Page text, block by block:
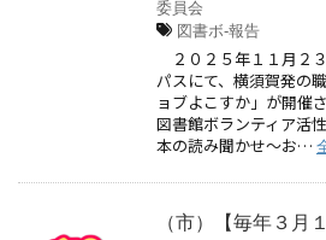
委員会
図書ボ-報告
２０２５年１１月２
パスにて、横須賀発の
ョブよこすか」が開催
図書館ボランティア活
本の読み聞かせ～お…
（市）【毎年３月